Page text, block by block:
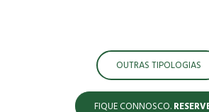
OUTRAS TIPOLOGIAS
FIQUE CONNOSCO.